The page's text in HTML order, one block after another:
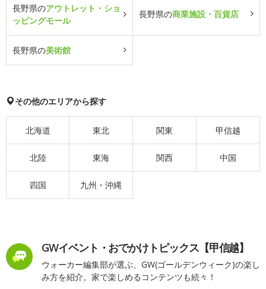
長野県のアウトレット・ショ
ッピングモール
長野県の商業施設・百貨店
長野県の美術館
その他のエリアから探す
北海道 東北 関東 甲信越
北陸 東海 関西 中国
四国 九州・沖縄
GWイベント・おでかけトピックス【甲信越】
ウォーカー編集部が選ぶ、GW(ゴールデンウィーク)の楽し
み方を紹介。家で楽しめるコンテンツも続々！